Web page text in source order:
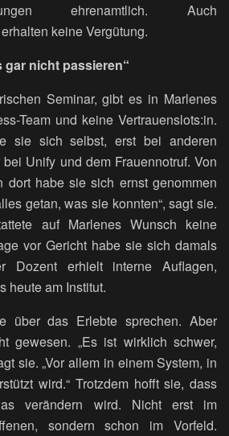
ehrenamtlich. Auch
keine Vergütung.
gar nicht passieren“
Seminar, gibt es in Marlenes
Team und keine Vertrauenslots:in.
sie sich selbst, erst bei anderen
Unify und dem Frauennotruf. Von
dort habe sie sich ernst genommen
getan, was sie konnten“, sagt sie.
auf Marlenes Wunsch keine
vor Gericht habe sie sich damals
Dozent erhielt interne Auflagen,
heute am Institut.
über das Erlebte sprechen. Aber
gewesen. „Es ist wirklich schwer,
sie. „Vor allem in einem System, in
wird.“ Trotzdem hofft sie, dass
verändern wird. Nicht erst im
sondern schon im Vorfeld.